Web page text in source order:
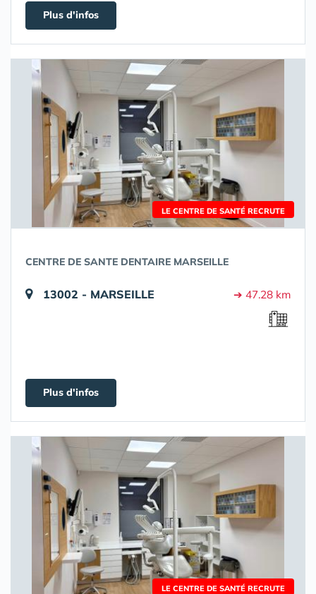
Plus d'infos
LE CENTRE DE SANTÉ RECRUTE
CENTRE DE SANTE DENTAIRE MARSEILLE
13002 - MARSEILLE ➔ 47.28 km
Plus d'infos
LE CENTRE DE SANTÉ RECRUTE